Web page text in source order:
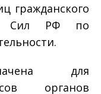
гражданского
Сил РФ по
для
органов